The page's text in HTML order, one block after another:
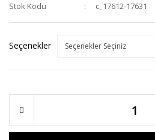
Stok Kodu
c_17612-17631
Seçenekler